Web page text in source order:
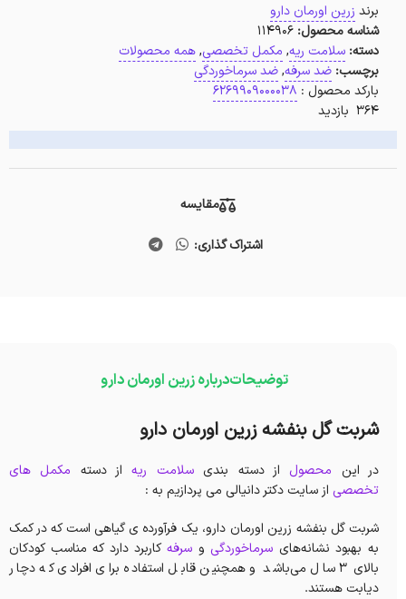
برند زرین اورمان دارو
شناسه محصول: 114906
دسته: سلامت ریه, مکمل تخصصی,همه محصولات
برچسب: ضد سرفه,ضد سرماخوردگی
بارکد محصول : 6269909000038
364 بازدید
مقایسه
اشتراک گذاری:
توضیحاتدرباره زرین اورمان دارو
شربت گل بنفشه زرین اورمان دارو
در این محصولاز دسته بندیسلامت ریهاز دسته مکمل های
تخصصی از سایت دکتر دانیالی می پردازیم به :
شربت گل بنفشه زرین اورمان دارو، یک فرآورده ی گیاهی است که در کمک
به بهبود نشانه‌های سرماخوردگی و سرفه کاربرد دارد که مناسب کودکان
بالای ۳ سال می‌باشد و همچنین قابل استفاده برای افرادی که دچار
دیابت هستند.